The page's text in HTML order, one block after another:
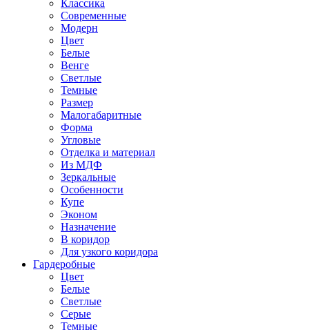
Классика
Современные
Модерн
Цвет
Белые
Венге
Светлые
Темные
Размер
Малогабаритные
Форма
Угловые
Отделка и материал
Из МДФ
Зеркальные
Особенности
Купе
Эконом
Назначение
В коридор
Для узкого коридора
Гардеробные
Цвет
Белые
Светлые
Серые
Темные